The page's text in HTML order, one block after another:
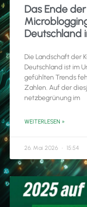
Das Ende
Deutschland
Die Landschaft der
Deutschland ist im
gefühlten Trends
Zahlen. Auf der
netzbegrünung im
WEITERLESEN »
26. Mai 2026 15:54